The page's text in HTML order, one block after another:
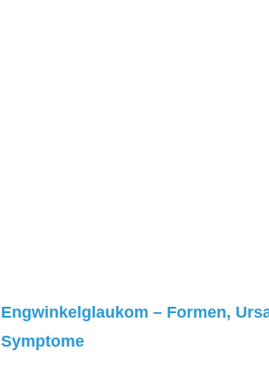
Engwinkelglaukom – Formen,
Symptome